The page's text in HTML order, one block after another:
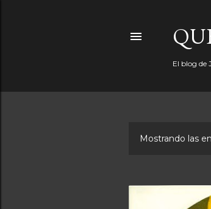
El blog de
t
Mostrando las